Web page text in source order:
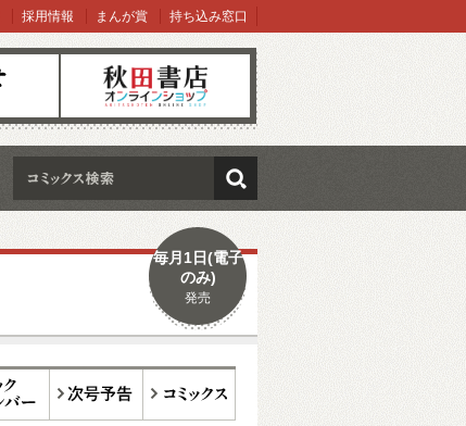
オンラインショップ
採用情報 まんが賞 持ち込み窓口
検索
毎月1日(電子
のみ)
発売